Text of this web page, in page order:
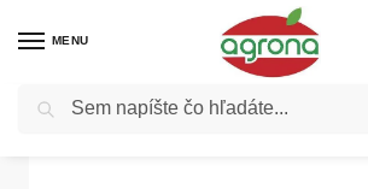
MENU
Domov Záhradné a iné náradie / Vedro č.30 pozink. 10 l